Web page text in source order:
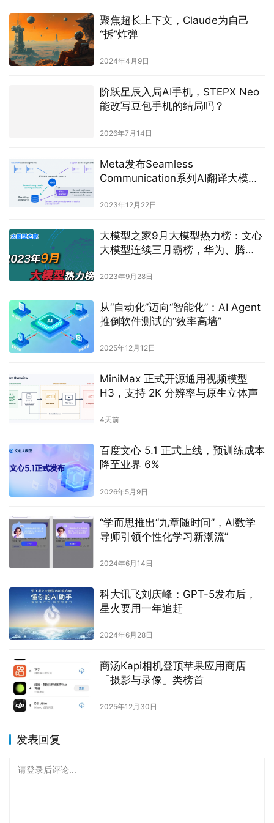
聚焦超长上下文，Claude为自己
“拆”炸弹
2024年4月9日
阶跃星辰入局AI手机，STEPX Neo
能改写豆包手机的结局吗？
2026年7月14日
Meta发布Seamless
Communication系列AI翻译大模
2023年12月22日
大模型之家9月大模型热力榜：文心
大模型连续三月霸榜，华为、腾
2023年9月28日
从“自动化”迈向“智能化”：AI Agent
推倒软件测试的“效率高墙”
2025年12月12日
MiniMax 正式开源通用视频模型
H3，支持 2K 分辨率与原生立体声
4天前
百度文心 5.1 正式上线，预训练成本
降至业界 6%
2026年5月9日
“学而思推出“九章随时问”，AI数学
导师引领个性化学习新潮流”
2024年6月14日
科大讯飞刘庆峰：GPT-5发布后，
星火要用一年追赶
2024年6月28日
商汤Kapi相机登顶苹果应用商店
「摄影与录像」类榜首
2025年12月30日
发表回复
请登录后评论...